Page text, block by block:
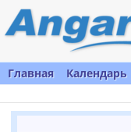
Главная Календарь